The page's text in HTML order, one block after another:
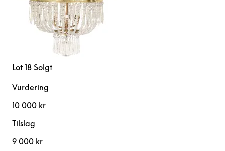
Lot 18 Solgt
Vurdering
10 000 kr
Tilslag
9 000 kr